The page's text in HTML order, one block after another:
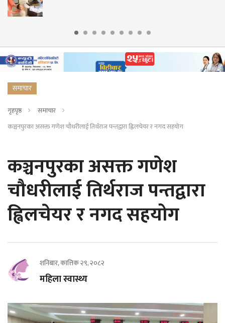
समाचार
गृहपृष्ठ
समाचार
कञ्चनपुरका असक्त गणेश चौधरीलाई तिर्थराज पन्तद्वारा ह्विलचेयर र नगद सहयोग
कञ्चनपुरका असक्त गणेश
चौधरीलाई तिर्थराज पन्तद्वारा
ह्विलचेयर र नगद सहयोग
शनिबार, कात्तिक २९, २०८२
महिला स्वास्थ्य